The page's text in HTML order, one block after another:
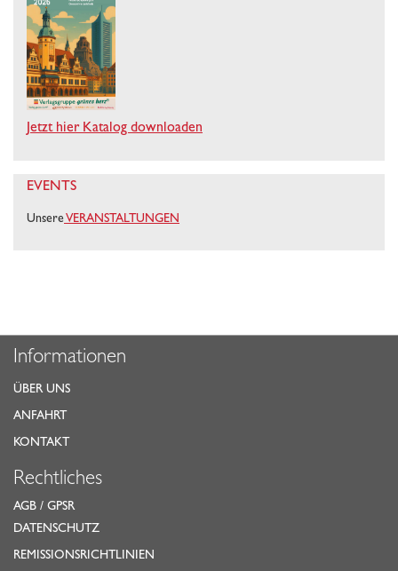
Jetzt hier Katalog downloaden
EVENTS
UnsereVERANSTALTUNGEN
Informationen
ÜBER UNS
ANFAHRT
KONTAKT
Rechtliches
AGB / GPSR
DATENSCHUTZ
REMISSIONSRICHTLINIEN